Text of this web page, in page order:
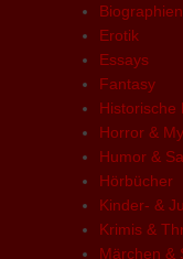
Biographien
Erotik
Essays
Fantasy
Historische
Horror &
Humor &
Hörbücher
Kinder- &
Krimis &
Märchen &